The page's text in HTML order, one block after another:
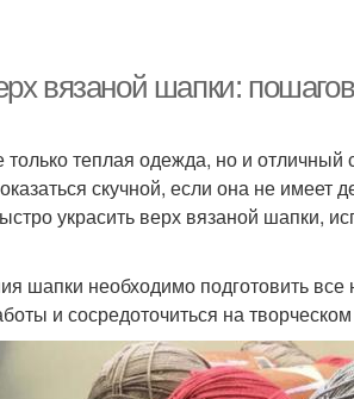
вязаной шапки:
теплая одежда, но и отличный
скучной, если она не имеет
украсить верх вязаной шапки,
шапки необходимо подготовить
и сосредоточиться на